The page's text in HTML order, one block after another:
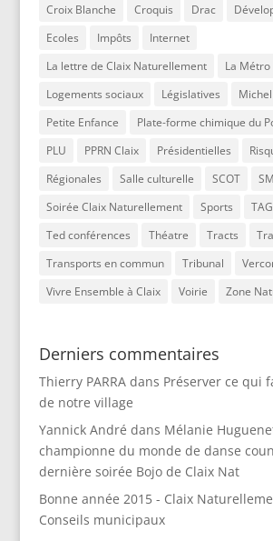
Croix Blanche
Croquis Drac
Ecoles
Impôts
Internet
La lettre de Claix Naturellement
La Métro
Logements sociaux
Législatives
Petite Enfance
Plate-forme chimique du
PLU
PPRN Claix Présidentielles
Régionales
Salle culturelle SCOT
Soirée Claix Naturellement
Sports
TAG
Ted conférences
Théatre Tracts
Transports en commun
Tribunal
Vivre Ensemble à Claix
Voirie Zone
Derniers commentaires
Thierry PARRAdans Préserver ce qui
de notre village
Yannick André dans Mélanie
championne du monde de danse
dernière soirée Bojo de Claix Nat
Bonne année 2015 - Claix
Conseils municipaux